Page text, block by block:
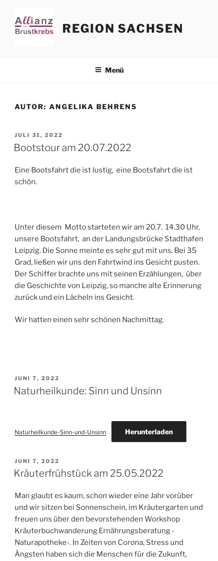
Inhalt
springen
REGION SACHSEN
Menü
AUTOR: ANGELIKA BEHRENS
VERÖFFENTLICHT
AM
JULI 31, 2022
Bootstour am 20.07.2022
Eine Bootsfahrt die ist lustig, eine Bootsfahrt die ist
schön.
Unter diesem Motto starteten wir am 20.7. 14.30 Uhr,
unsere Bootsfahrt, an der Landungsbrücke Stadthafen
Leipzig. Die Sonne meinte es sehr gut mit uns. Bei 35
Grad, ließen wir uns den Fahrtwind ins Gesicht pusten.
Der Schiffer brachte uns mit seinen Erzählungen, über
die Geschichte von Leipzig, so manche alte Erinnerung
zurück und ein Lächeln ins Gesicht.
Wir hatten einen sehr schönen Nachmittag.
VERÖFFENTLICHT
AM
JUNI 7, 2022
Naturheilkunde: Sinn und Unsinn
Naturheilkunde-Sinn-und-Unsinn Herunterladen
VERÖFFENTLICHT
AM
JUNI 7, 2022
Kräuterfrühstück am 25.05.2022
Man glaubt es kaum, schon wieder eine Jahr vorüber
und wir sitzen bei Sonnenschein, im Kräutergarten und
freuen uns über den bevorstehenden Workshop
Kräuterbuchwanderung Ernährungsberatung -
Naturapotheke-. In Zeiten von Corona, Stress und
Ängsten haben sich die Menschen für die Zukunft,